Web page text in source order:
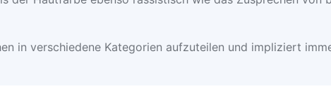
in verschiedene Kategorien aufzuteilen und impliziert